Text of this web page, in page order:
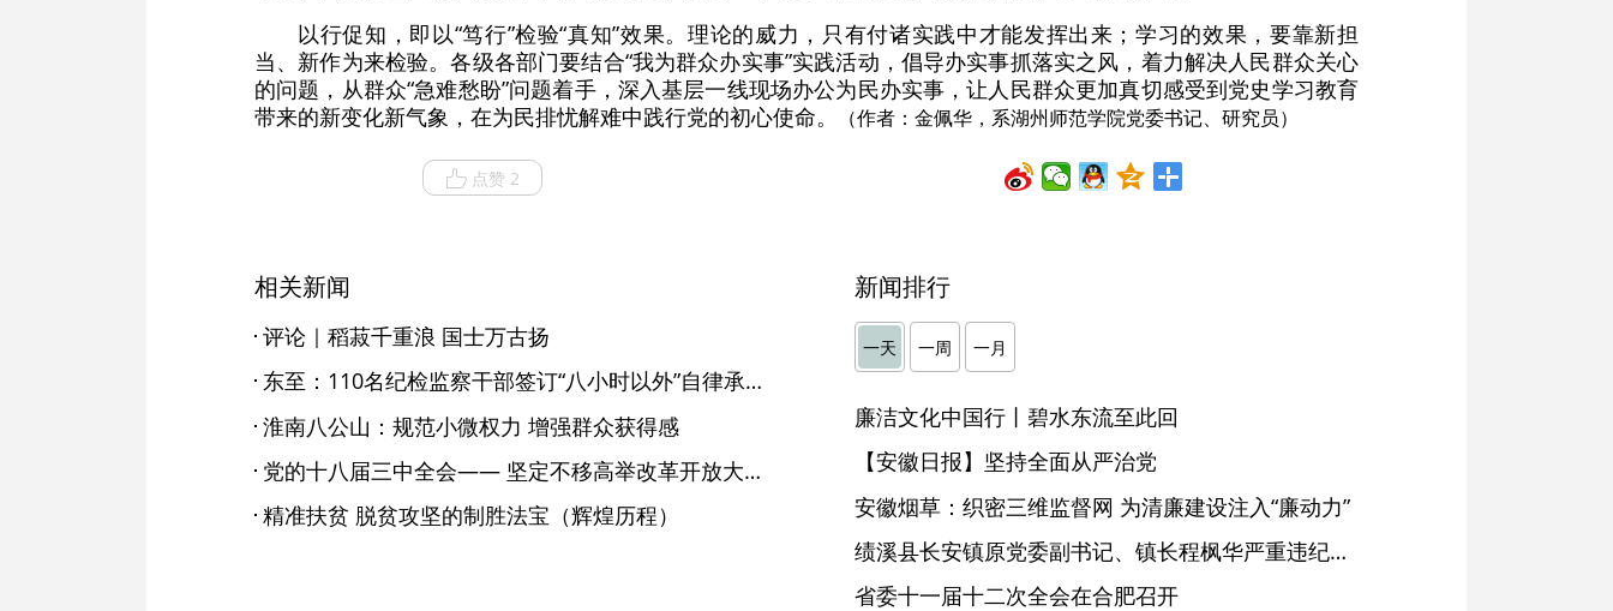
以行促知，即以“笃行”检验“真知”效果。理论的威力，只有付诸实践中才能发挥出来；学习的效果，要靠新担
当、新作为来检验。各级各部门要结合“我为群众办实事”实践活动，倡导办实事抓落实之风，着力解决人民群众关心
的问题，从群众“急难愁盼”问题着手，深入基层一线现场办公为民办实事，让人民群众更加真切感受到党史学习教育
带来的新变化新气象，在为民排忧解难中践行党的初心使命。
（作者：金佩华，系湖州师范学院党委书记、研究员）
点赞 2
相关新闻
评论｜稻菽千重浪 国士万古扬
东至：110名纪检监察干部签订“八小时以外”自律承诺书
淮南八公山：规范小微权力 增强群众获得感
党的十八届三中全会—— 坚定不移高举改革开放大旗（辉煌历程）
精准扶贫 脱贫攻坚的制胜法宝（辉煌历程）
新闻排行
一天 一周 一月
廉洁文化中国行丨碧水东流至此回
【安徽日报】坚持全面从严治党
安徽烟草：织密三维监督网 为清廉建设注入“廉动力”
绩溪县长安镇原党委副书记、镇长程枫华严重违纪违法被开除党籍和公职
省委十一届十二次全会在合肥召开